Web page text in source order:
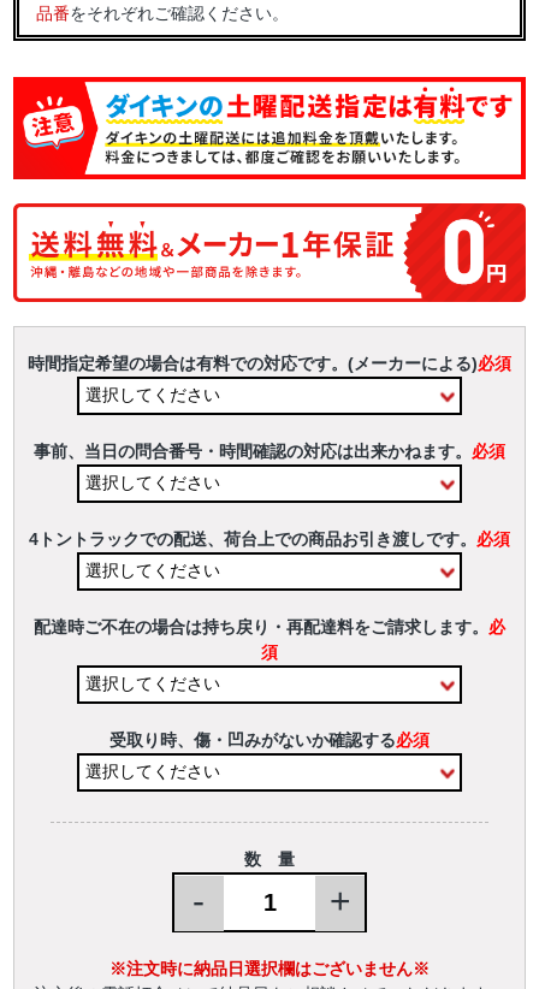
品番をそれぞれご確認ください。
時間指定希望の場合は有料での対応です。(メーカーによる)必須
事前、当日の問合番号・時間確認の対応は出来かねます。 必須
4トントラックでの配送、荷台上での商品お引き渡しです。 必須
配達時ご不在の場合は持ち戻り・再配達料をご請求します。 必
須
受取り時、傷・凹みがないか確認する必須
数 量
- +
※注文時に納品日選択欄はございません※